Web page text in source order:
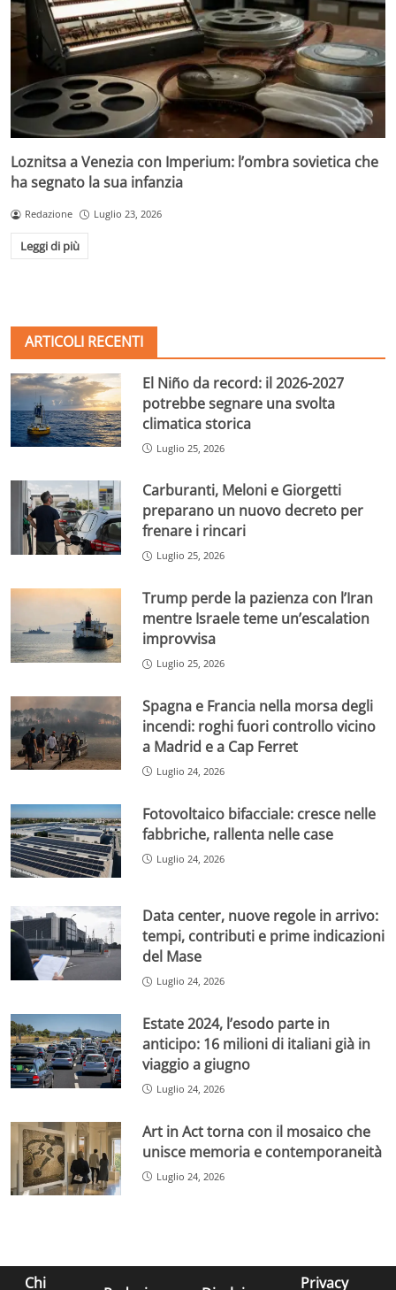
Loznitsa a Venezia con Imperium: l’ombra sovietica che
ha segnato la sua infanzia
Redazione Luglio 23, 2026
Leggi di più
ARTICOLI RECENTI
El Niño da record: il 2026-2027
potrebbe segnare una svolta
climatica storica
Luglio 25, 2026
Carburanti, Meloni e Giorgetti
preparano un nuovo decreto per
frenare i rincari
Luglio 25, 2026
Trump perde la pazienza con l’Iran
mentre Israele teme un’escalation
improvvisa
Luglio 25, 2026
Spagna e Francia nella morsa degli
incendi: roghi fuori controllo vicino
a Madrid e a Cap Ferret
Luglio 24, 2026
Fotovoltaico bifacciale: cresce nelle
fabbriche, rallenta nelle case
Luglio 24, 2026
Data center, nuove regole in arrivo:
tempi, contributi e prime indicazioni
del Mase
Luglio 24, 2026
Estate 2024, l’esodo parte in
anticipo: 16 milioni di italiani già in
viaggio a giugno
Luglio 24, 2026
Art in Act torna con il mosaico che
unisce memoria e contemporaneità
Luglio 24, 2026
Chi Privacy